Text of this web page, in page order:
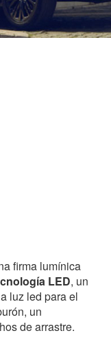
firma lumínica
LED, un
luz led para el
un
de arrastre.